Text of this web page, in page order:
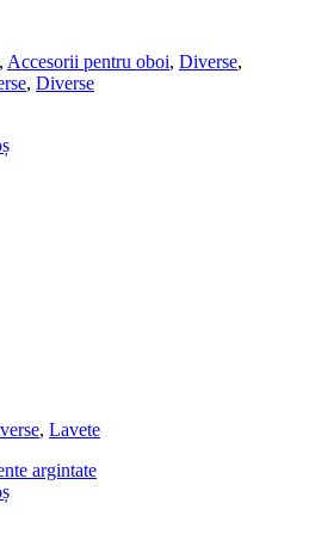
, Accesorii pentru oboi, Diverse,
, Diverse
, Lavete
argintate